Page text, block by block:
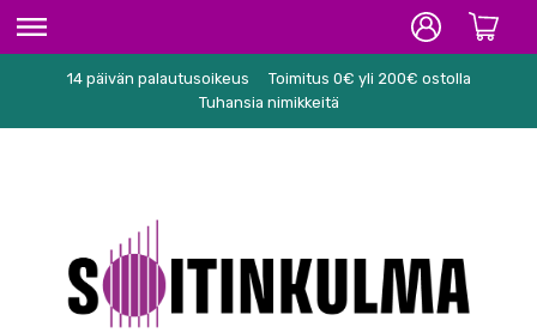
ETUSIVU
KARAOKE
NUOTIT
14 päivän palautusoikeus
Toimitus 0€ yli 200€ ostolla
Tuhansia nimikkeitä
navigointiin
sisältöön